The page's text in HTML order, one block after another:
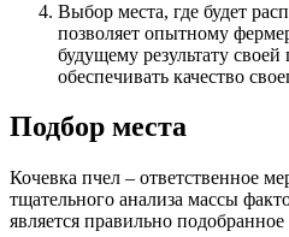
Выбор места, где будет
позволяет опытному
будущему результату
обеспечивать качество
Подбор места
Кочевка пчел – ответственное
тщательного анализа массы
является правильно подобранное